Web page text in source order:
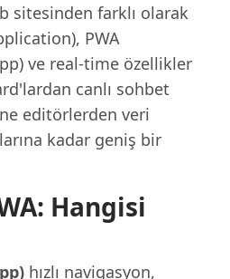
sitesinden farklı olarak
PWA
ve real-time özellikler
canlı sohbet
editörlerden veri
kadar geniş bir
Hangisi
hızlı navigasyon,